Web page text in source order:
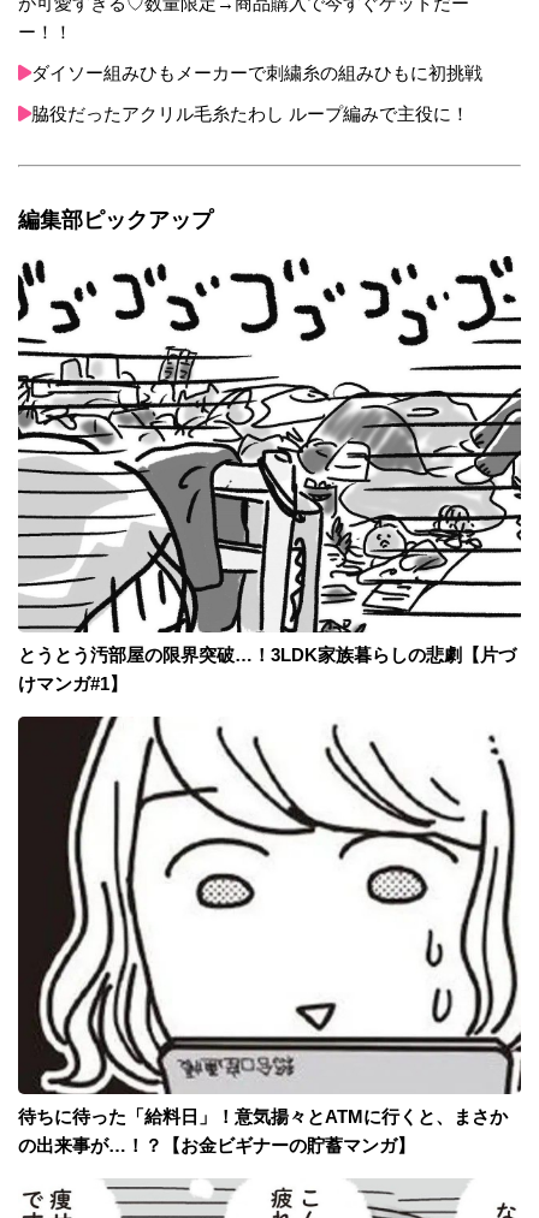
ー！！
ダイソー組みひもメーカーで刺繍糸の組みひもに初挑戦
脇役だったアクリル毛糸たわし ループ編みで主役に！
編集部ピックアップ
とうとう汚部屋の限界突破…！3LDK家族暮らしの悲劇【片づ
けマンガ#1】
待ちに待った「給料日」！意気揚々とATMに行くと、まさか
の出来事が…！？【お金ビギナーの貯蓄マンガ】